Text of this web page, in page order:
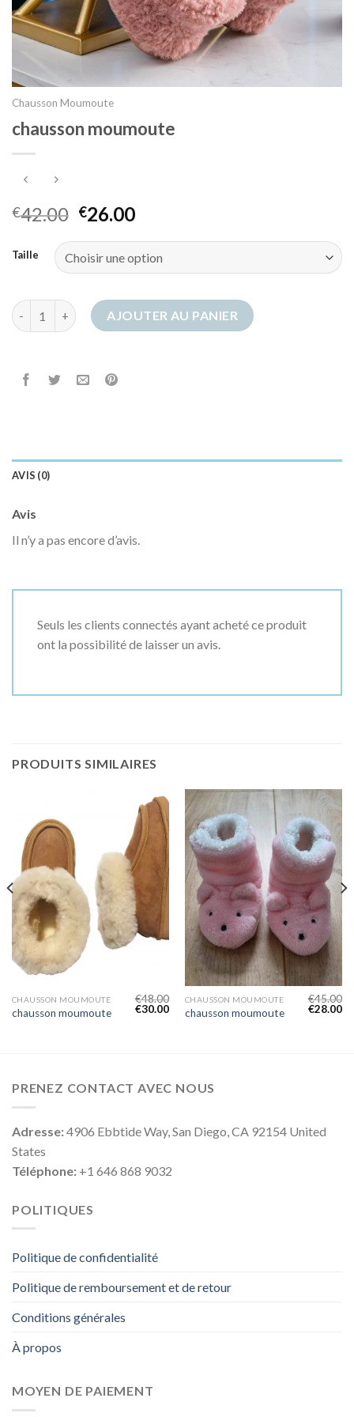
Chausson Moumoute
chausson moumoute
€42.00 €26.00
Taille
quantité de chausson moumoute
AJOUTER AU PANIER
AVIS (0)
Avis
Il n’y a pas encore d’avis.
Seuls les clients connectés ayant acheté ce produit
ont la possibilité de laisser un avis.
PRODUITS SIMILAIRES
CHAUSSON MOUMOUTE
chausson moumoute
€48.00
€30.00
CHAUSSON MOUMOUTE
chausson moumoute
€45.00
€28.00
PRENEZ CONTACT AVEC NOUS
Adresse:4906 Ebbtide Way, San Diego, CA 92154 United
States
Téléphone: +1 646 868 9032
POLITIQUES
Politique de confidentialité
Politique de remboursement et de retour
Conditions générales
À propos
MOYEN DE PAIEMENT